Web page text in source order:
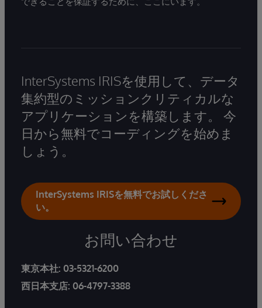
InterSystems IRISを使用して、データ
集約型のミッションクリティカルな
アプリケーションを構築します。 今
日から無料でコーディングを始めま
しょう。
InterSystems IRISを無料でお試しくださ
い。
お問い合わせ
東京本社: 03-5321-6200
西日本支店: 06-4797-3388